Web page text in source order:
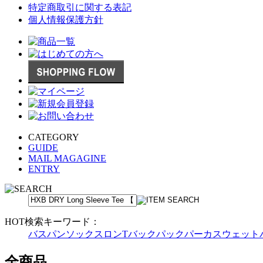
特定商取引に関する表記
個人情報保護方針
CATEGORY
GUIDE
MAIL MAGAGINE
ENTRY
HOT検索キーワード：
バスパンソックス ロンTバックパックパーカ スウェット